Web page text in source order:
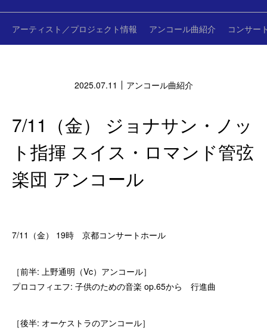
アーティスト／プロジェクト情報 アンコール曲紹介 コンサー
2025.07.11 アンコール曲紹介
7/11（金） ジョナサン・ノッ
ト指揮 スイス・ロマンド管弦
楽団 アンコール
7/11（金） 19時 京都コンサートホール
［前半: 上野通明（Vc）アンコール］
プロコフィエフ: 子供のための音楽 op.65から 行進曲
［後半: オーケストラのアンコール］